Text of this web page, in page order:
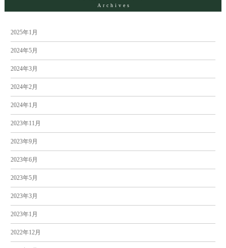
Archives
2025年1月
2024年5月
2024年3月
2024年2月
2024年1月
2023年11月
2023年9月
2023年6月
2023年5月
2023年3月
2023年1月
2022年12月